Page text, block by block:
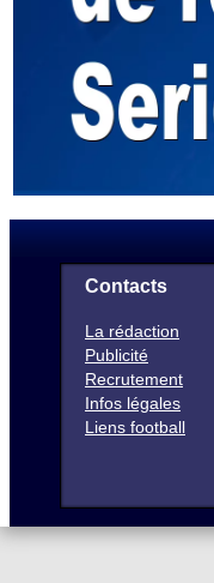
Contacts
La rédaction
Publicité
Recrutement
Infos légales
Liens football